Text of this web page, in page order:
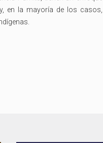
en la mayoría de los casos,